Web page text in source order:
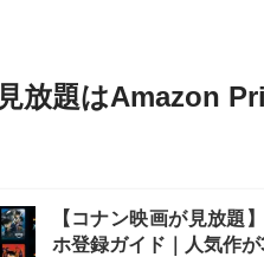
放題はAmazon
【コナン映画が見放題
ホ登録ガイド｜人気作が